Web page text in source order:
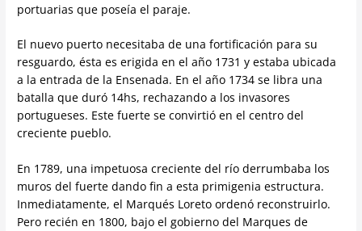
portuarias que poseía el paraje.
El nuevo puerto necesitaba de una fortificación para su
resguardo, ésta es erigida en el año 1731 y estaba ubicada
a la entrada de la Ensenada. En el año 1734 se libra una
batalla que duró 14hs, rechazando a los invasores
portugueses. Este fuerte se convirtió en el centro del
creciente pueblo.
En 1789, una impetuosa creciente del río derrumbaba los
muros del fuerte dando fin a esta primigenia estructura.
Inmediatamente, el Marqués Loreto ordenó reconstruirlo.
Pero recién en 1800, bajo el gobierno del Marques de